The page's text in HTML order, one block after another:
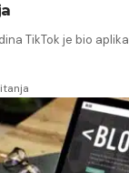
TikTok je bio